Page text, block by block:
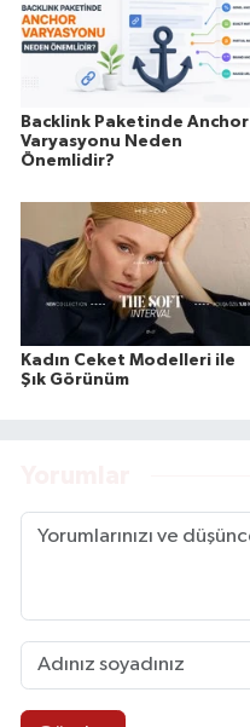
Backlink Paketinde Anchor
Varyasyonu Neden
Önemlidir?
Kadın Ceket Modelleri ile
Şık Görünüm